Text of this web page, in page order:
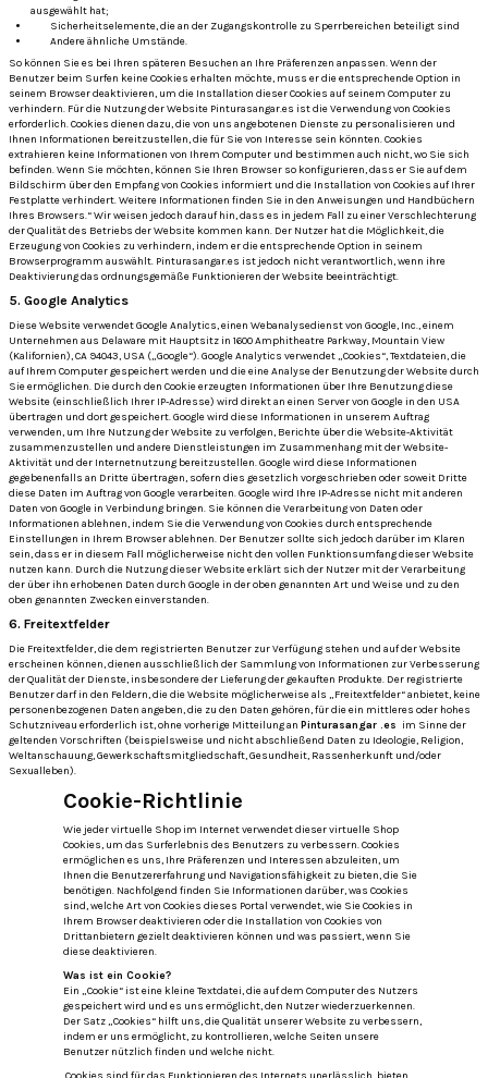
ausgewählt hat;
Sicherheitselemente, die an der Zugangskontrolle zu Sperrbereichen beteiligt sind
Andere ähnliche Umstände.
So können Sie es bei Ihren späteren Besuchen an Ihre Präferenzen anpassen.Wenn der
Benutzer beim Surfen keine Cookies erhalten möchte, muss er die entsprechende Option in
seinem Browser deaktivieren, um die Installation dieser Cookies auf seinem Computer zu
verhindern. Für die Nutzung der Website Pinturasangar.es ist die Verwendung von Cookies
erforderlich.Cookies dienen dazu, die von uns angebotenen Dienste zu personalisieren und
Ihnen Informationen bereitzustellen, die für Sie von Interesse sein könnten.Cookies
extrahieren keine Informationen von Ihrem Computer und bestimmen auch nicht, wo Sie sich
befinden.Wenn Sie möchten, können Sie Ihren Browser so konfigurieren, dass er Sie auf dem
Bildschirm über den Empfang von Cookies informiert und die Installation von Cookies auf Ihrer
Festplatte verhindert.Weitere Informationen finden Sie in den Anweisungen und Handbüchern
Ihres Browsers.“Wir weisen jedoch darauf hin, dass es in jedem Fall zu einer Verschlechterung
der Qualität des Betriebs der Website kommen kann. Der Nutzer hat die Möglichkeit, die
Erzeugung von Cookies zu verhindern, indem er die entsprechende Option in seinem
Browserprogramm auswählt. Pinturasangar.es ist jedoch nicht verantwortlich, wenn ihre
Deaktivierung das ordnungsgemäße Funktionieren der Website beeinträchtigt.
5. Google Analytics
Diese Website verwendet Google Analytics, einen Webanalysedienst von Google, Inc., einem
Unternehmen aus Delaware mit Hauptsitz in 1600 Amphitheatre Parkway, Mountain View
(Kalifornien), CA 94043, USA („Google“).Google Analytics verwendet „Cookies“, Textdateien, die
auf Ihrem Computer gespeichert werden und die eine Analyse der Benutzung der Website durch
Sie ermöglichen. Die durch den Cookie erzeugten Informationen über Ihre Benutzung diese
Website (einschließlich Ihrer IP-Adresse) wird direkt an einen Server von Google in den USA
übertragen und dort gespeichert.Google wird diese Informationen in unserem Auftrag
verwenden, um Ihre Nutzung der Website zu verfolgen, Berichte über die Website-Aktivität
zusammenzustellen und andere Dienstleistungen im Zusammenhang mit der Website-
Aktivität und der Internetnutzung bereitzustellen.Google wird diese Informationen
gegebenenfalls an Dritte übertragen, sofern dies gesetzlich vorgeschrieben oder soweit Dritte
diese Daten im Auftrag von Google verarbeiten.Google wird Ihre IP-Adresse nicht mit anderen
Daten von Google in Verbindung bringen. Sie können die Verarbeitung von Daten oder
Informationen ablehnen, indem Sie die Verwendung von Cookies durch entsprechende
Einstellungen in Ihrem Browser ablehnen. Der Benutzer sollte sich jedoch darüber im Klaren
sein, dass er in diesem Fall möglicherweise nicht den vollen Funktionsumfang dieser Website
nutzen kann. Durch die Nutzung dieser Website erklärt sich der Nutzer mit der Verarbeitung
der über ihn erhobenen Daten durch Google in der oben genannten Art und Weise und zu den
oben genannten Zwecken einverstanden.
6. Freitextfelder
Die Freitextfelder, die dem registrierten Benutzer zur Verfügung stehen und auf der Website
erscheinen können, dienen ausschließlich der Sammlung von Informationen zur Verbesserung
der Qualität der Dienste, insbesondere der Lieferung der gekauften Produkte. Der registrierte
Benutzer darf in den Feldern, die die Website möglicherweise als „Freitextfelder“ anbietet, keine
personenbezogenen Daten angeben, die zu den Daten gehören, für die ein mittleres oder hohes
Schutzniveau erforderlich ist, ohne vorherige Mitteilung an Pinturasangar .es im Sinne der
geltenden Vorschriften (beispielsweise und nicht abschließend Daten zu Ideologie, Religion,
Weltanschauung, Gewerkschaftsmitgliedschaft, Gesundheit, Rassenherkunft und/oder
Sexualleben).
Cookie-Richtlinie
Wie jeder virtuelle Shop im Internet verwendet dieser virtuelle Shop
Cookies, um das Surferlebnis des Benutzers zu verbessern.Cookies
ermöglichen es uns, Ihre Präferenzen und Interessen abzuleiten, um
Ihnen die Benutzererfahrung und Navigationsfähigkeit zu bieten, die Sie
benötigen. Nachfolgend finden Sie Informationen darüber, was Cookies
sind, welche Art von Cookies dieses Portal verwendet, wie Sie Cookies in
Ihrem Browser deaktivieren oder die Installation von Cookies von
Drittanbietern gezielt deaktivieren können und was passiert, wenn Sie
diese deaktivieren.
Was ist ein Cookie?
Ein „Cookie“ ist eine kleine Textdatei, die auf dem Computer des Nutzers
gespeichert wird und es uns ermöglicht, den Nutzer wiederzuerkennen.
Der Satz „Cookies“ hilft uns, die Qualität unserer Website zu verbessern,
indem er uns ermöglicht, zu kontrollieren, welche Seiten unsere
Benutzer nützlich finden und welche nicht.